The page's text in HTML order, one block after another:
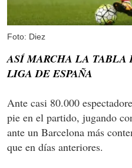
Foto: Diez
ASÍ MARCHA LA TABLA
LIGA DE ESPAÑA
Ante casi 80.000
pie en el partido, jugando
ante un Barcelona más
que en días anteriores.